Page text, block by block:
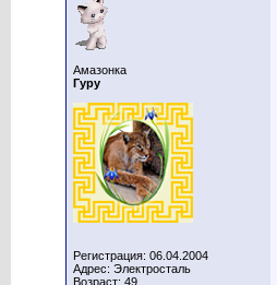
Амазонка
Гуру
Регистрация: 06.04.2004
Адрес: Электросталь
Возраст: 49